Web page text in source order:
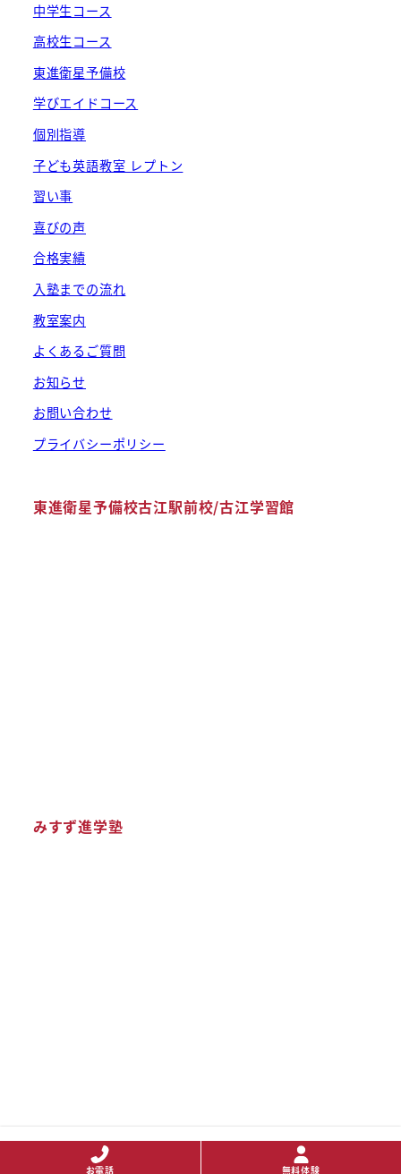
中学生コース
高校生コース
東進衛星予備校
学びエイドコース
個別指導
子ども英語教室 レプトン
習い事
喜びの声
合格実績
入塾までの流れ
教室案内
よくあるご質問
お知らせ
お問い合わせ
プライバシーポリシー
東進衛星予備校古江駅前校/古江学習館
みすず進学塾
お電話 無料体験